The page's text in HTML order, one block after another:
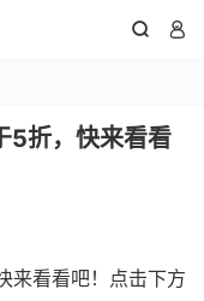
 
5折，快来看看
来看看吧！点击下方